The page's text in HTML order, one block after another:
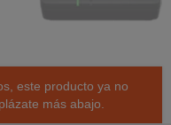
este producto ya no
más abajo.